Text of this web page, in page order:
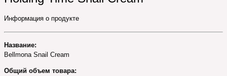
Информация о продукте
Название:
Bellmona Snail Cream
Общий объем товара: